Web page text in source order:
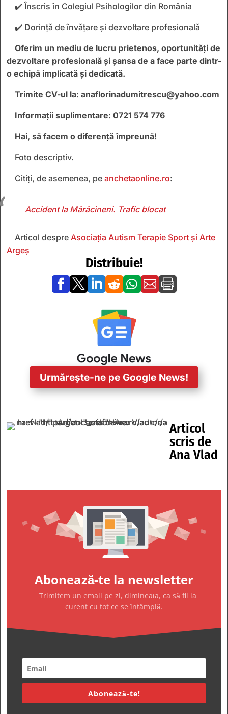
✔️ Înscris în Colegiul Psihologilor din România
✔️ Dorință de învățare și dezvoltare profesională
Oferim un mediu de lucru prietenos, oportunități de
dezvoltare profesională și șansa de a face parte dintr-
o echipă implicată și dedicată.
Trimite CV-ul la: anaflorinadumitrescu@yahoo.com
Informații suplimentare: 0721 574 776
Hai, să facem o diferență împreună!
Foto descriptiv.
Citiți, de asemenea, pe anchetaonline.ro:
Accident la Mărăcineni. Trafic blocat
Articol despre Asociația Autism Terapie Sport și Arte
Argeș
Distribuie!
      
Urmărește-ne pe Google News!
Articol
scris de
Ana Vlad
Abonează-te la newsletter
Trimitem un email pe zi, dimineața, ca să fii la
curent cu tot ce se întâmplă.
Abonează-te!